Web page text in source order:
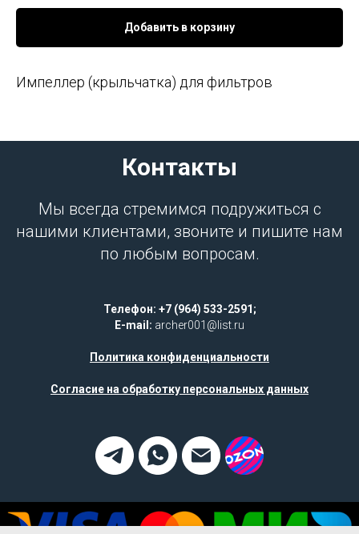
Добавить в корзину
Импеллер (крыльчатка) для фильтров
Контакты
Мы всегда стремимся подружиться с
нашими клиентами, звоните и пишите нам
по любым вопросам.
Телефон: +7 (964) 533-2591;
E-mail: archer001@list.ru
Политика конфиденциальности
Согласие на обработку персональных данных